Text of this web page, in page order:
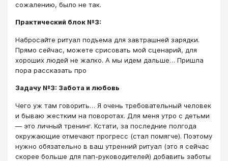
сожалению, было не так.
Практический блок №3:
Набросайте ритуал подъема для завтрашней зарядки.
Прямо сейчас, можете срисовать мой сценарий, для
хороших людей не жалко. А мы идем дальше… Пришла
пора рассказать про
Задачу №3: Забота и любовь
Чего уж там говорить… Я очень требовательный человек
и бываю жестким на поворотах. Для меня утро с детьми
— это личный тренинг. Кстати, за последние полгода
окружающие отмечают прогресс (стал помягче). Поэтому
нужно обязательно в ваш утренний ритуал (это я сейчас
скорее больше для пап-руководителей) добавить заботы